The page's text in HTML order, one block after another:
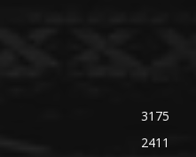
3175
2411